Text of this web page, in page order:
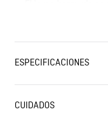
manteniendo ese
ESPECIFICACIONES
planchar.
CUIDADOS